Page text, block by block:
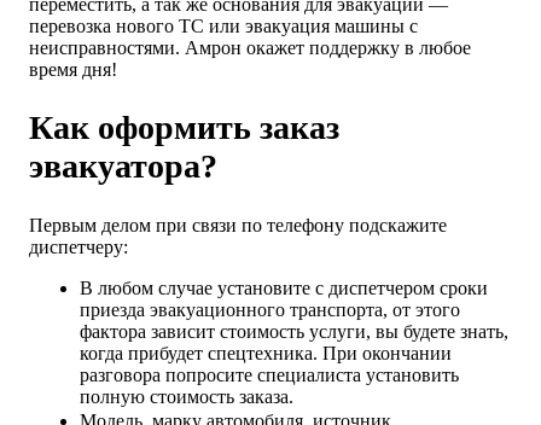
переместить, а так же основания для эвакуации —
перевозка нового ТС или эвакуация машины с
неисправностями. Амрон окажет поддержку в любое
время дня!
Как оформить заказ
эвакуатора?
Первым делом при связи по телефону подскажите
диспетчеру:
В любом случае установите с диспетчером сроки
приезда эвакуационного транспорта, от этого
фактора зависит стоимость услуги, вы будете знать,
когда прибудет спецтехника. При окончании
разговора попросите специалиста установить
полную стоимость заказа.
Модель, марку автомобиля, источник